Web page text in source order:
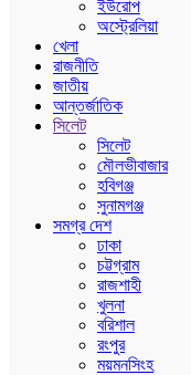
ইউরোপ
অস্ট্রেলিয়া
খেলা
রাজনীতি
জাতীয়
আন্তর্জাতিক
সিলেট
সিলেট
মৌলভীবাজার
হবিগঞ্জ
সুনামগঞ্জ
সমগ্র দেশ
ঢাকা
চট্টগ্রাম
রাজশাহী
খুলনা
বরিশাল
রংপুর
ময়মনসিংহ